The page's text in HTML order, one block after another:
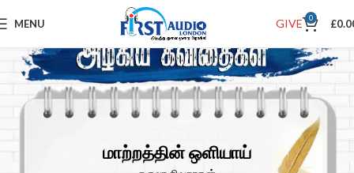
MENU GIVE 0 £
மாற்றத்தின் ஒளியாய்